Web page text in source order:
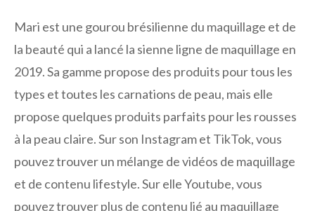
Mari est une gourou brésilienne du maquillage et de
la beauté qui a lancé la sienne ligne de maquillage en
2019. Sa gamme propose des produits pour tous les
types et toutes les carnations de peau, mais elle
propose quelques produits parfaits pour les rousses
à la peau claire. Sur son Instagram et TikTok, vous
pouvez trouver un mélange de vidéos de maquillage
et de contenu lifestyle. Sur elleYoutube,vous
pouvez trouver plus de contenu lié au maquillage